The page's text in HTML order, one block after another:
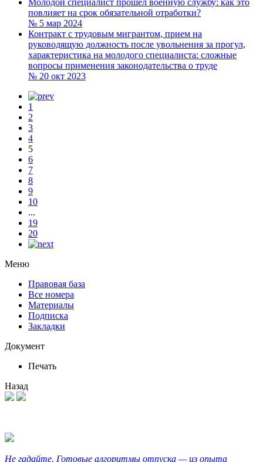
повлияет на срок обязательной отработки?
№ 5 мар 2024
Контракт с трудовым мигрантом, прием на
руководящую должность после увольнения за прогул,
характеристика на молодого специалиста: сложные
вопросы применения законодательства о труде
№ 20 окт 2023
1
2
3
4
5
6
7
8
9
10
...
19
20
Меню
Правовая база
Все номера
Материалы
Подписка
Закладки
Документ
Печать
Назад
Не гадайте. Готовые алгоритмы отпуска — из опыта